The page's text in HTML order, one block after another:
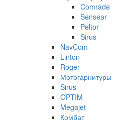
Comrade
Sensear
Peltor
Sirus
NavCom
Linton
Roger
Мотогарнитуры
Sirus
OPTIM
Megajet
Комбат